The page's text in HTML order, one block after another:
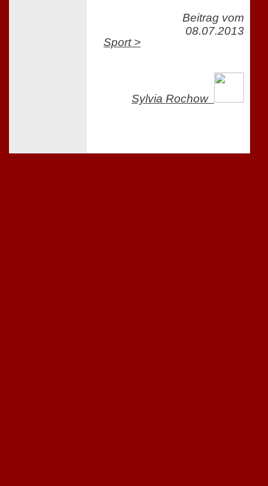
Sport >
Beitrag vom
08.07.2013
Sylvia Rochow